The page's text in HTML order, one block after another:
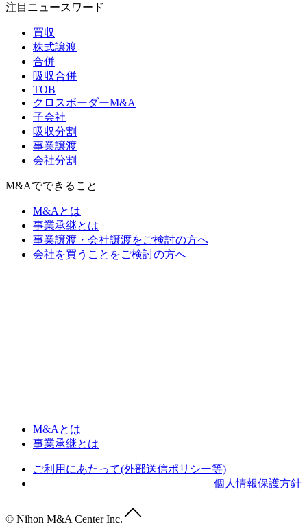
注目ニュースワード
買収
株式譲渡
合併
吸収合併
TOB
クロスボーダーM&A
子会社
吸収分割
事業譲渡
会社分割
M&Aでできること
M&Aとは
事業承継とは
事業譲渡・会社譲渡をご検討の方へ
会社を買うことをご検討の方へ
M&Aとは
事業承継とは
ご利用にあたって(外部送信ポリシー等)
個人情報保護方針
© Nihon M&A Center Inc.